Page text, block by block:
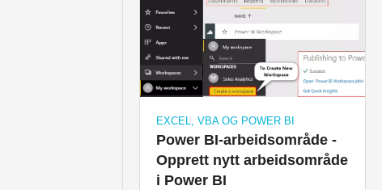
EXCEL, VBA OG POWER BI
Power BI-arbeidsområde -
Opprett nytt arbeidsområde
i Power BI